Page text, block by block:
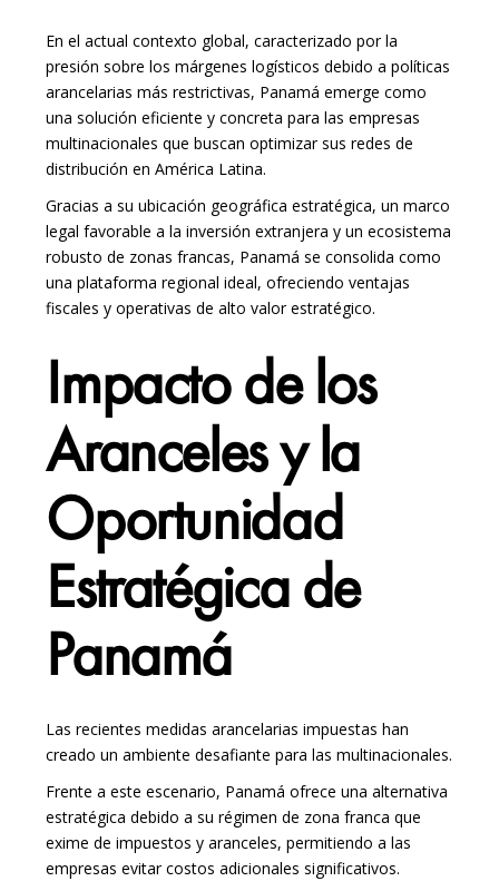
En el actual contexto global, caracterizado por la
presión sobre los márgenes logísticos debido a políticas
arancelarias más restrictivas, Panamá emerge como
una solución eficiente y concreta para las empresas
multinacionales que buscan optimizar sus redes de
distribución en América Latina.
Gracias a su ubicación geográfica estratégica, un marco
legal favorable a la inversión extranjera y un ecosistema
robusto de zonas francas, Panamá se consolida como
una plataforma regional ideal, ofreciendo ventajas
fiscales y operativas de alto valor estratégico.
Impacto de los
Aranceles y la
Oportunidad
Estratégica de
Panamá
Las recientes medidas arancelarias impuestas han
creado un ambiente desafiante para las multinacionales.
Frente a este escenario, Panamá ofrece una alternativa
estratégica debido a su régimen de zona franca que
exime de impuestos y aranceles, permitiendo a las
empresas evitar costos adicionales significativos.